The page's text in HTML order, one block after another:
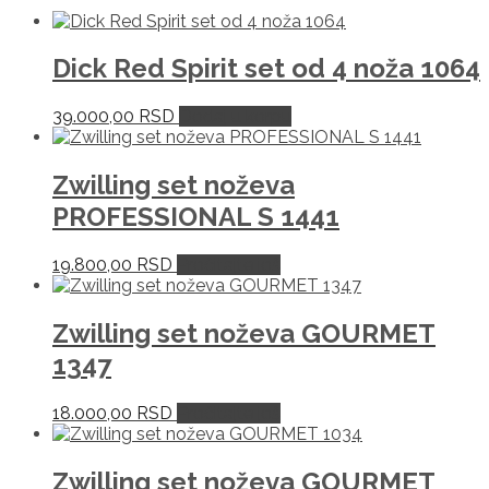
Dick Red Spirit set od 4 noža 1064
39.000,00 RSD
Zwilling set noževa
PROFESSIONAL S 1441
19.800,00 RSD
Zwilling set noževa GOURMET
1347
18.000,00 RSD
Zwilling set noževa GOURMET